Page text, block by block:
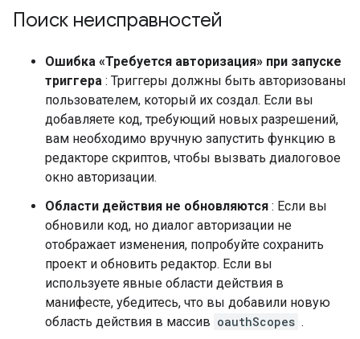
Поиск неисправностей
Ошибка «Требуется авторизация» при запуске
триггера : Триггеры должны быть авторизованы
пользователем, который их создал. Если вы
добавляете код, требующий новых разрешений,
вам необходимо вручную запустить функцию в
редакторе скриптов, чтобы вызвать диалоговое
окно авторизации.
Области действия не обновляются : Если вы
обновили код, но диалог авторизации не
отображает изменения, попробуйте сохранить
проект и обновить редактор. Если вы
используете явные области действия в
манифесте, убедитесь, что вы добавили новую
область действия в массив oauthScopes .